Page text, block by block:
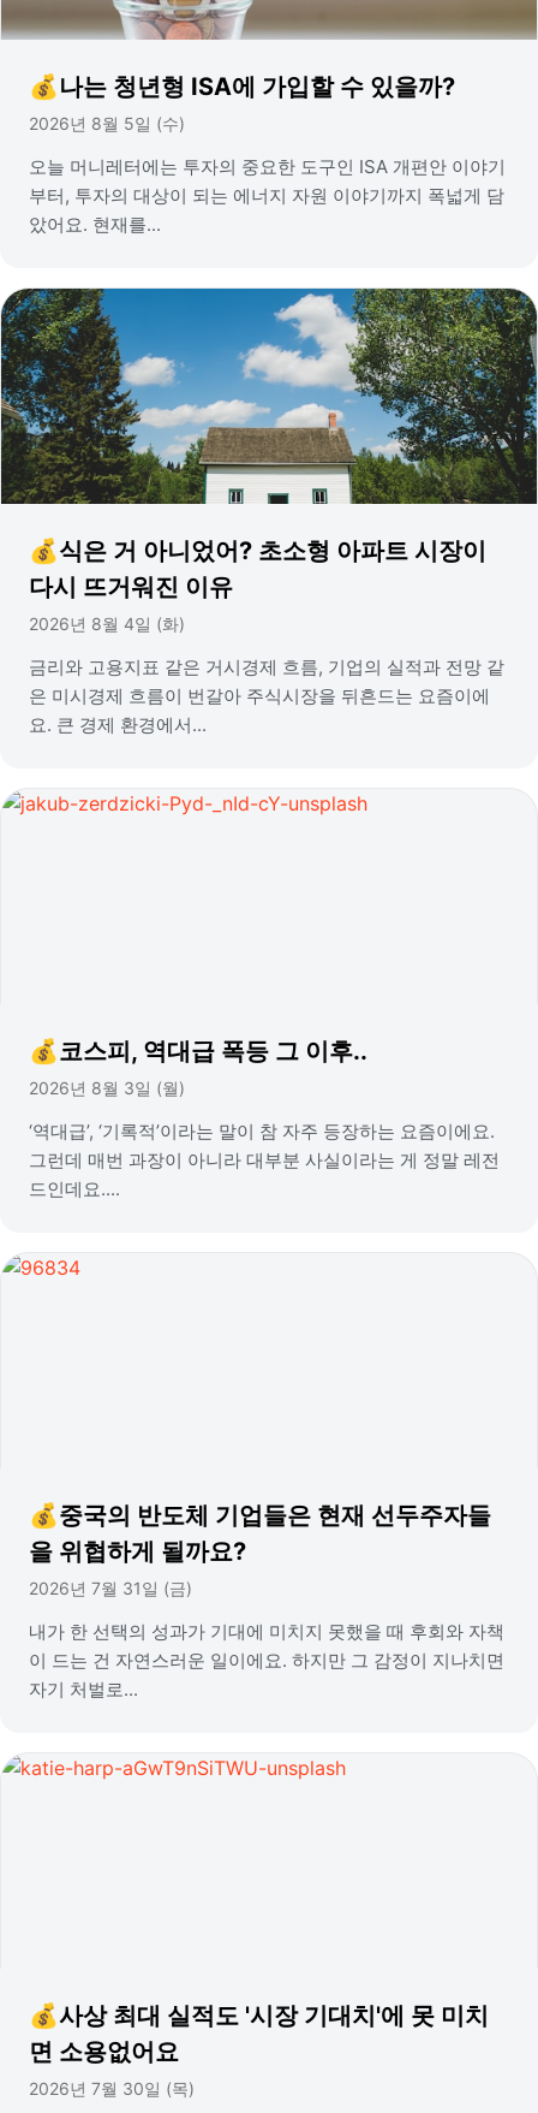
💰나는 청년형 ISA에 가입할 수 있을까?
2026년 8월 5일 (수)
오늘 머니레터에는 투자의 중요한 도구인 ISA 개편안 이야기
부터, 투자의 대상이 되는 에너지 자원 이야기까지 폭넓게 담
았어요. 현재를...
💰식은 거 아니었어? 초소형 아파트 시장이
다시 뜨거워진 이유
2026년 8월 4일 (화)
금리와 고용지표 같은 거시경제 흐름, 기업의 실적과 전망 같
은 미시경제 흐름이 번갈아 주식시장을 뒤흔드는 요즘이에
요. 큰 경제 환경에서...
💰코스피, 역대급 폭등 그 이후..
2026년 8월 3일 (월)
‘역대급’, ‘기록적’이라는 말이 참 자주 등장하는 요즘이에요.
그런데 매번 과장이 아니라 대부분 사실이라는 게 정말 레전
드인데요....
💰중국의 반도체 기업들은 현재 선두주자들
을 위협하게 될까요?
2026년 7월 31일 (금)
내가 한 선택의 성과가 기대에 미치지 못했을 때 후회와 자책
이 드는 건 자연스러운 일이에요. 하지만 그 감정이 지나치면
자기 처벌로...
💰사상 최대 실적도 '시장 기대치'에 못 미치
면 소용없어요
2026년 7월 30일 (목)